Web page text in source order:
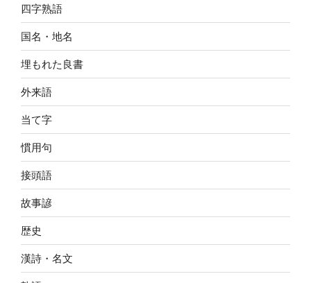
四字熟語
国名・地名
埋もれた良書
外来語
当て字
慣用句
接頭語
故事諺
歴史
漢詩・名文